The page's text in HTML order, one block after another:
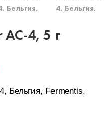
4, 5 г
Бельгия, Fermentis,